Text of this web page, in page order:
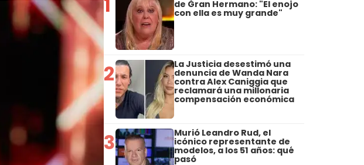
de Gran Hermano: "El enojo
con ella es muy grande"
2 La Justicia desestimó una
denuncia de Wanda Nara
contra Alex Caniggia que
reclamará una millonaria
compensación económica
3 Murió Leandro Rud, el
icónico representante de
modelos, a los 51 años: qué
pasó